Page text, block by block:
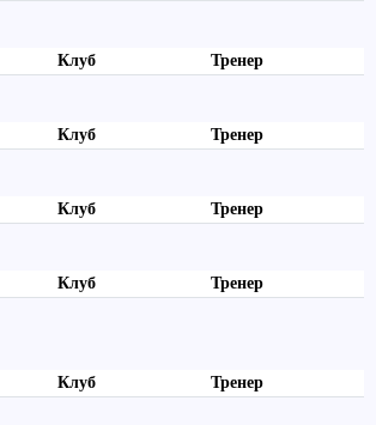
Клуб Тренер
Клуб Тренер
Клуб Тренер
Клуб Тренер
Клуб Тренер